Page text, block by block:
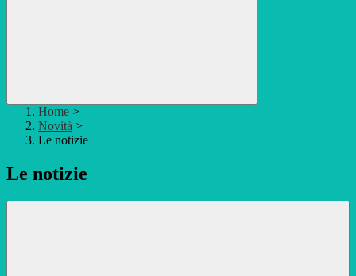
Home >
Novità >
Le notizie
Le notizie